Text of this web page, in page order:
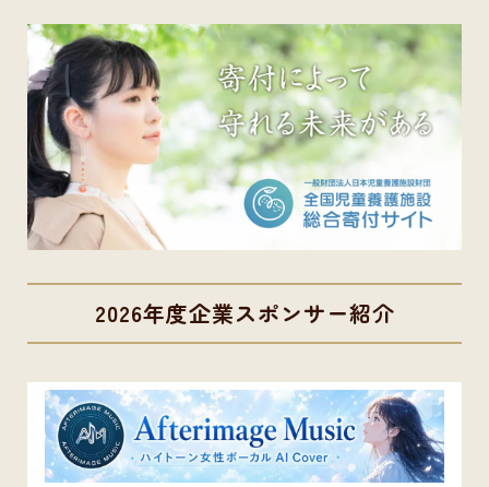
2026年度企業スポンサー紹介